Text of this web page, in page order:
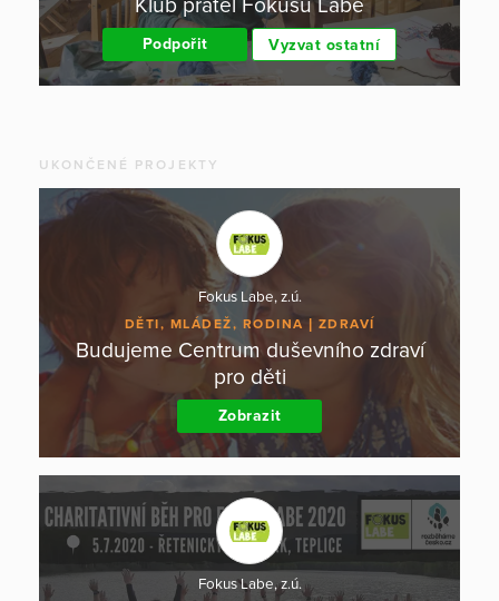
Klub přátel Fokusu Labe
Podpořit Vyzvat ostatní
UKONČENÉ PROJEKTY
Fokus Labe, z.ú.
DĚTI, MLÁDEŽ, RODINA ZDRAVÍ
Budujeme Centrum duševního zdraví
pro děti
Zobrazit
Fokus Labe, z.ú.